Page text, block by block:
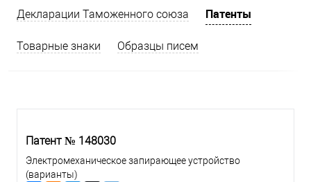
Декларации Таможенного союза Патенты
Товарные знаки Образцы писем
Патент № 148030
Электромеханическое запирающее устройство
(варианты)